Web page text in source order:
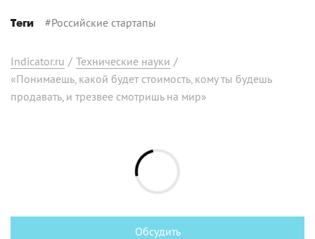
Теги #Российские стартапы
Indicator.ru / Технические науки /
«Понимаешь, какой будет стоимость, кому ты будешь
продавать, и трезвее смотришь на мир»
Обсудить